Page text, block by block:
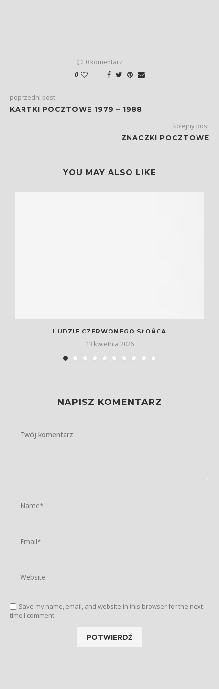
0 komentarz
0
poprzedni post
KARTKI POCZTOWE 1979 – 1988
kolejny post
ZNACZKI POCZTOWE
YOU MAY ALSO LIKE
LUDZIE CZERWONEGO SŁOŃCA
13 kwietnia 2026
NAPISZ KOMENTARZ
Save my name, email, and website in this browser for the next
time I comment.